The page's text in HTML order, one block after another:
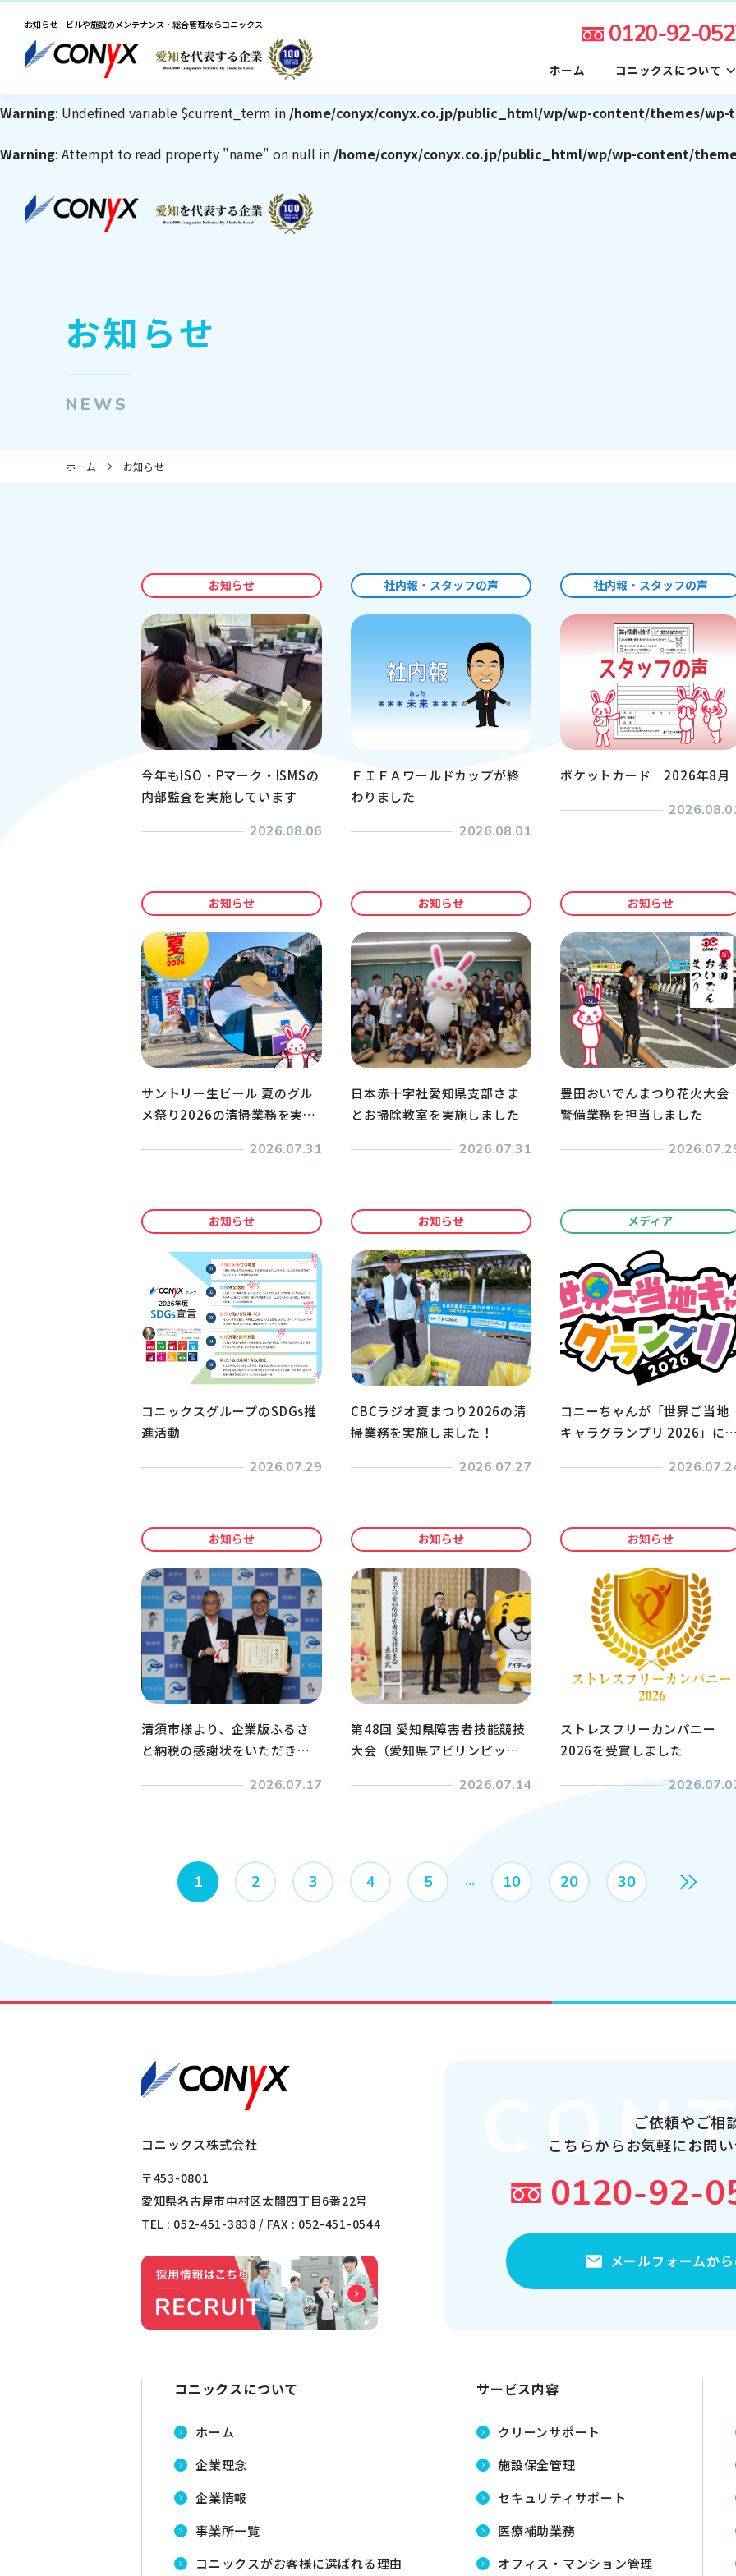
Warning: Undefined variable $current_term in /home/conyx/conyx.co.jp/public_html/wp/wp-content/themes/
Warning : Attempt to read property "name" on null in /home/conyx/conyx.co.jp/public_html/wp/wp-content/
Warning: Undefined variable $current_term in /home/conyx/conyx.co.jp/public_html/wp/wp-content/themes/wp-
Warning: Attempt to read property "name" on null in /home/conyx/conyx.co.jp/public_html/wp/wp-content/
0120-92-
お知らせ｜ビルや施設のメンテナンス・総合管理ならコニックス
ホーム コニックスについて
お知らせ
NEWS
ホーム お知らせ
お知らせ
今年もISO・Pマーク・ISMSの
内部監査を実施しています
2026.08.06
社内報・スタッフの声
ＦＩＦＡワールドカップが終
わりました
2026.08.01
社内報・スタッフの声
ポケットカード 2026年8月
お知らせ
サントリー生ビール 夏のグル
メ祭り2026の清掃業務を実施
2026.07.31
お知らせ
日本赤十字社愛知県支部さま
とお掃除教室を実施しました
2026.07.31
お知らせ
豊田おいでんまつり花火大会
警備業務を担当しました
お知らせ
コニックスグループのSDGs推
進活動
2026.07.29
お知らせ
CBCラジオ夏まつり2026の清
掃業務を実施しました！
2026.07.27
メディア
コニーちゃんが「世界ご当地
キャラグランプリ 2026」にエ
お知らせ
清須市様より、企業版ふるさ
と納税の感謝状をいただきま
2026.07.17
お知らせ
第48回 愛知県障害者技能競技
大会（愛知県アビリンピッ
2026.07.14
お知らせ
ストレスフリーカンパニー
2026を受賞しました
1 2 3 4 5 10 20 30
コニックス株式会社
〒453-0801
愛知県名古屋市中村区太閤四丁目6番22号
TEL : 052-451-3838 / FAX : 052-451-0544
ご依頼やご相
こちらからお気軽にお問
0120-92-
メールフォームか
コニックスについて
ホーム
企業理念
企業情報
事業所一覧
コニックスがお客様に選ばれる理由
サービス内容
クリーンサポート
施設保全管理
セキュリティサポート
医療補助業務
オフィス・マンション管理